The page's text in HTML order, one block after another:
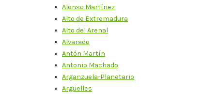
Alonso Martínez
Alto de Extremadura
Alto del Arenal
Alvarado
Antón Martín
Antonio Machado
Arganzuela-Planetario
Argüelles